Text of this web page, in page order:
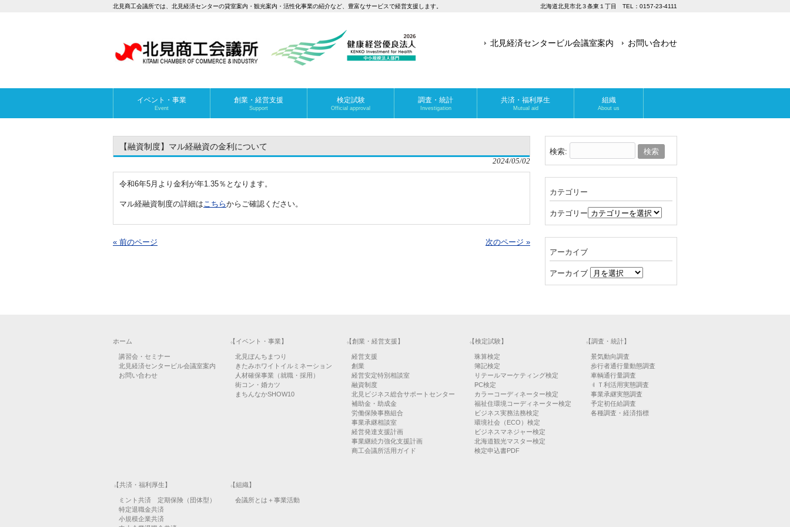
北見商工会議所では、北見経済センターの貸室案内・観光案内・活性化事業の紹介など、豊富なサービスで経営支援します。 北海道北見市北３条東１丁目 TEL：0157-23-4111
北見経済センタービル会議室案内 お問い合わせ
イベント・事業
Event
創業・経営支援
Support
検定試験
Official approval
調査・統計
Investigation
共済・福利厚生
Mutual aid
組織
About us
【融資制度】マル経融資の金利について
2024/05/02
令和6年5月より金利が年1.35％となります。
マル経融資制度の詳細はこちらからご確認ください。
« 前のページ 次のページ »
検索:
カテゴリー
カテゴリー
アーカイブ
アーカイブ
ホーム
講習会・セミナー
北見経済センタービル会議室案内
お問い合わせ
【イベント・事業】
北見ぼんちまつり
きたみホワイトイルミネーション
人材確保事業（就職・採用）
街コン・婚カツ
まちんなかSHOW10
【創業・経営支援】
経営支援
創業
経営安定特別相談室
融資制度
北見ビジネス総合サポートセンター
補助金・助成金
労働保険事務組合
事業承継相談室
経営発達支援計画
事業継続力強化支援計画
商工会議所活用ガイド
【検定試験】
珠算検定
簿記検定
リテールマーケティング検定
PC検定
カラーコーディネーター検定
福祉住環境コーディネーター検定
ビジネス実務法務検定
環境社会（ECO）検定
ビジネスマネジャー検定
北海道観光マスター検定
検定申込書PDF
【調査・統計】
景気動向調査
歩行者通行量動態調査
車輌通行量調査
ＩＴ利活用実態調査
事業承継実態調査
予定初任給調査
各種調査・経済指標
【共済・福利厚生】
ミント共済 定期保険（団体型）
特定退職金共済
小規模企業共済
【組織】
会議所とは＋事業活動